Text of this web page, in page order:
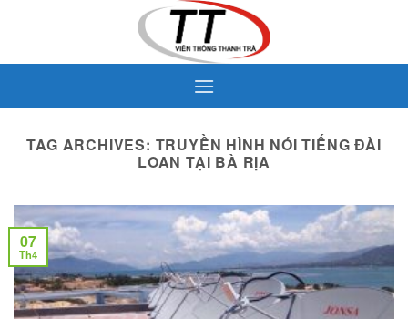
TAG ARCHIVES: TRUYỀN HÌNH NÓI TIẾNG ĐÀI
LOAN TẠI BÀ RỊA
07
Th4